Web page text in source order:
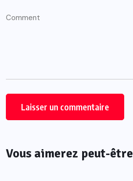
Vous aimerez peut-être